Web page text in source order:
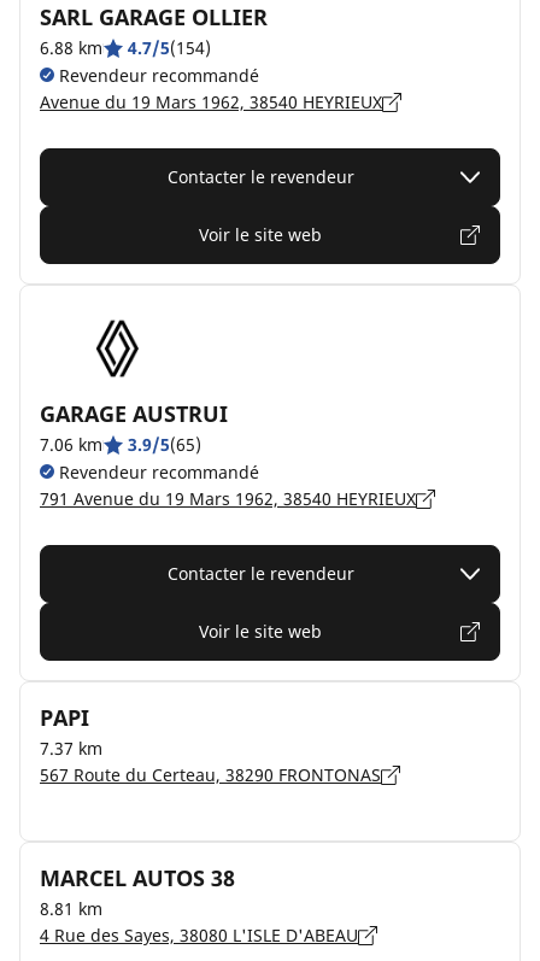
SARL GARAGE OLLIER
6.88 km 4.7/5(154)
Revendeur recommandé
Avenue du 19 Mars 1962, 38540 HEYRIEUX
Contacter le revendeur
Voir le site web
GARAGE AUSTRUI
7.06 km 3.9/5(65)
Revendeur recommandé
791 Avenue du 19 Mars 1962, 38540 HEYRIEUX
Contacter le revendeur
Voir le site web
PAPI
7.37 km
567 Route du Certeau, 38290 FRONTONAS
MARCEL AUTOS 38
8.81 km
4 Rue des Sayes, 38080 L'ISLE D'ABEAU